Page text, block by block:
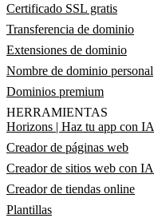
Certificado SSL gratis
Transferencia de dominio
Extensiones de dominio
Nombre de dominio personal
Dominios premium
HERRAMIENTAS
Horizons | Haz tu app con IA
Creador de páginas web
Creador de sitios web con IA
Creador de tiendas online
Plantillas